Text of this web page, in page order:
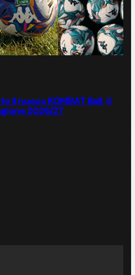
il nuovo KOMBAT Ball, il
2026/27